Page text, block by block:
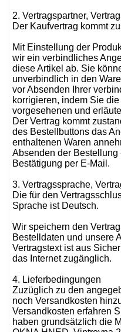
2. Vertragspartner,
Der Kaufvertrag kommt
Mit Einstellung der
wir ein verbindliches
diese Artikel ab. Sie
unverbindlich in den
vor Absenden Ihrer
korrigieren, indem Sie
vorgesehenen und
Der Vertrag kommt
des Bestellbuttons das
enthaltenen Waren
Absenden der
Bestätigung per E-Mail.
3. Vertragssprache,
Die für den
Sprache ist Deutsch.
Wir speichern den
Bestelldaten und unsere
Vertragstext ist aus
das Internet zugänglich.
4. Lieferbedingungen
Zuzüglich zu den
noch Versandkosten
Versandkosten erfahren
haben grundsätzlich die